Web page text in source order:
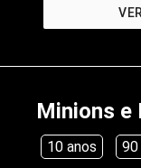
Minions e
10 anos 90